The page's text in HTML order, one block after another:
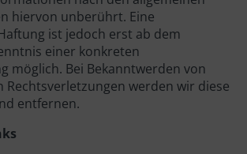
hiervon unberührt. Eine
ist jedoch erst ab dem
einer konkreten
möglich. Bei Bekanntwerden von
Rechtsverletzungen werden wir diese
entfernen.